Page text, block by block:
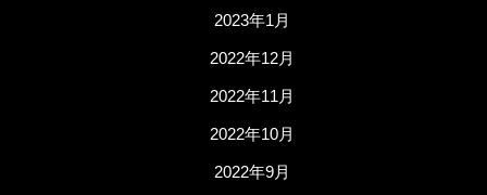
2023年1月
2022年12月
2022年11月
2022年10月
2022年9月